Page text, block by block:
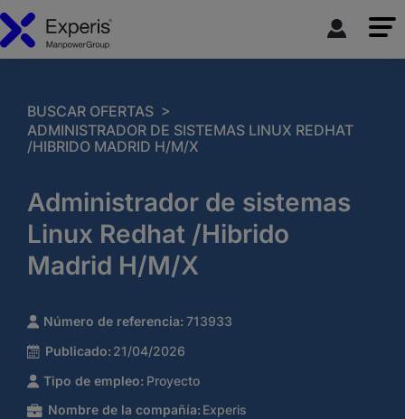
BUSCAR OFERTAS >
ADMINISTRADOR DE SISTEMAS LINUX REDHAT
/HIBRIDO MADRID H/M/X
Administrador de sistemas
Linux Redhat /Hibrido
Madrid H/M/X
Número de referencia: 713933
Publicado: 21/04/2026
Tipo de empleo: Proyecto
Nombre de la compañía: Experis